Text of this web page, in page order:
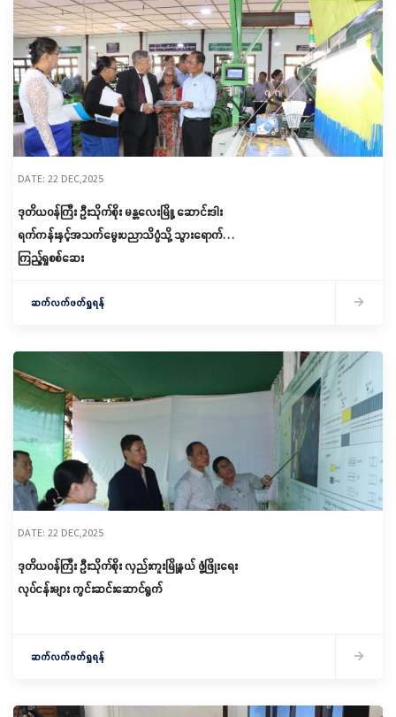
DATE: 22 DEC,2025
ဒုတိယဝန်ကြီး ဦးသိုက်စိုး မန္တလေးမြို့၊ ဆောင်းဒါး
ရက်ကန်းနှင့်အသက်မွေးပညာသိပ္ပံသို့ သွားရောက်
ကြည့်ရှုစစ်ဆေး
ဆက်လက်ဖတ်ရှုရန်
DATE: 22 DEC,2025
ဒုတိယဝန်ကြီး ဦးသိုက်စိုး လှည်းကူးမြို့နယ် ဖွံ့ဖြိုးရေး
လုပ်ငန်းများ ကွင်းဆင်းဆောင်ရွက်
ဆက်လက်ဖတ်ရှုရန်